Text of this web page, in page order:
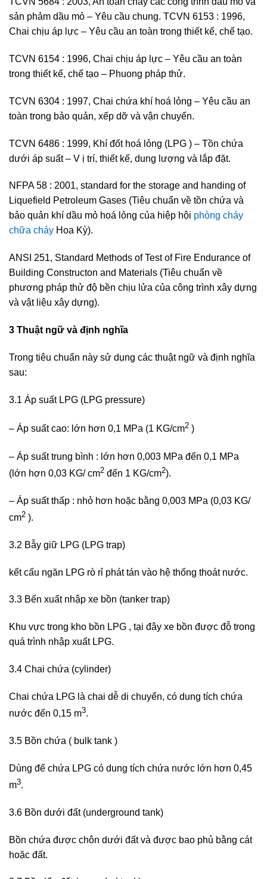
sản phảm dầu mỏ – Yêu cầu chung. TCVN 6153 : 1996,
Chai chịu áp lực – Yêu cầu an toàn trong thiết kế, chế tạo.
TCVN 6154 : 1996, Chai chịu áp lực – Yêu cầu an toàn
trong thiết kế, chế tạo – Phuong pháp thử.
TCVN 6304 : 1997, Chai chứa khí hoá lỏng – Yêu cầu an
toàn trong bảo quản, xếp dỡ và vận chuyển.
TCVN 6486 : 1999, Khí đốt hoá lỏng (LPG ) – Tồn chứa
dưới áp suất – V ị trí, thiết kế, dung lượng và lắp đặt.
NFPA 58 : 2001, standard for the storage and handing of
Liquefield Petroleum Gases (Tiêu chuẩn về tồn chứa và
bảo quản khí dầu mỏ hoá lỏng của hiệp hội phòng cháy
chữa cháy Hoa Kỳ).
ANSI 251, Standard Methods of Test of Fire Endurance of
Building Constructon and Materials (Tiêu chuẩn về
phương pháp thử độ bền chịu lửa của công trình xây dựng
và vật liệu xây dựng).
3 Thuật ngữ và định nghĩa
Trong tiêu chuẩn này sử dụng các thuật ngữ và định nghĩa
sau:
3.1 Áp suất LPG (LPG pressure)
– Áp suất cao: lớn hơn 0,1 MPa (1 KG/cm2 )
– Áp suất trung bình : lớn hơn 0,003 MPa đến 0,1 MPa
(lớn hơn 0,03 KG/ cm2 đến 1 KG/cm2).
– Áp suất thấp : nhỏ hơn hoặc bằng 0,003 MPa (0,03 KG/
cm2 ).
3.2 Bẫy giữ LPG (LPG trap)
kết cấu ngăn LPG rò rỉ phát tán vào hệ thống thoát nước.
3.3 Bến xuất nhập xe bồn (tanker trap)
Khu vực trong kho bồn LPG , tại đây xe bồn được đỗ trong
quá trình nhập xuất LPG.
3.4 Chai chứa (cylinder)
Chai chứa LPG là chai dễ di chuyển, có dung tích chứa
nước đến 0,15 m3.
3.5 Bồn chứa ( bulk tank )
Dùng để chứa LPG có dung tích chứa nước lớn hơn 0,45
m3.
3.6 Bồn dưới đất (underground tank)
Bồn chứa được chôn dưới đất và được bao phủ bằng cát
hoặc đất.